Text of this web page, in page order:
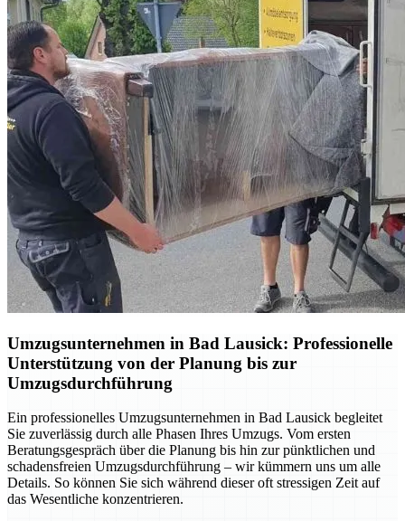
Umzugsunternehmen in Bad Lausick: Professionelle
Unterstützung von der Planung bis zur
Umzugsdurchführung
Ein professionelles Umzugsunternehmen in Bad Lausick begleitet
Sie zuverlässig durch alle Phasen Ihres Umzugs. Vom ersten
Beratungsgespräch über die Planung bis hin zur pünktlichen und
schadensfreien Umzugsdurchführung – wir kümmern uns um alle
Details. So können Sie sich während dieser oft stressigen Zeit auf
das Wesentliche konzentrieren.